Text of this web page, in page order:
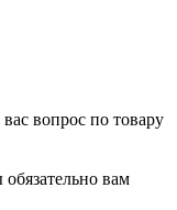
вопрос по товару
вам